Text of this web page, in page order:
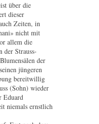
über die
dieser
Zeiten, in
nicht mit
allem die
der Strauss-
der
jüngeren
bereitwillig
(Sohn) wieder
Eduard
niemals ernstlich